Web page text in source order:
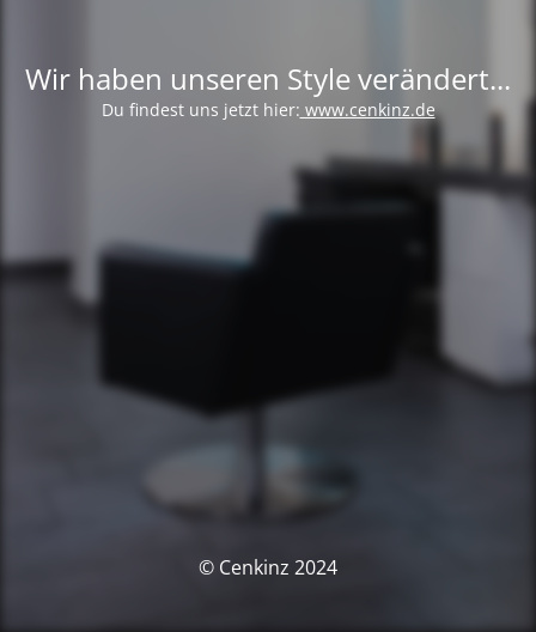
Wir haben unseren Style verändert...
Du findest uns jetzt hier: www.cenkinz.de
© Cenkinz 2024